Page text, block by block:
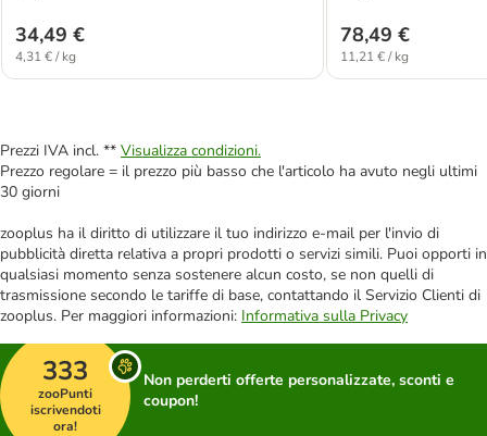
34,49 €
4,31 € / kg
78,49 €
11,21 € / kg
Prezzi IVA incl. ** Visualizza condizioni.
Prezzo regolare = il prezzo più basso che l'articolo ha avuto negli ultimi
30 giorni
zooplus ha il diritto di utilizzare il tuo indirizzo e-mail per l'invio di
pubblicità diretta relativa a propri prodotti o servizi simili. Puoi opporti in
qualsiasi momento senza sostenere alcun costo, se non quelli di
trasmissione secondo le tariffe di base, contattando il Servizio Clienti di
zooplus. Per maggiori informazioni: Informativa sulla Privacy
333
zooPunti
iscrivendoti
ora!
Non perderti offerte personalizzate, sconti e
coupon!